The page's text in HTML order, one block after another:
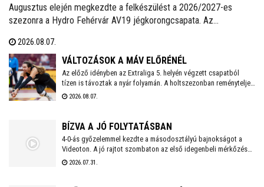
Augusztus elején megkezdte a felkészülést a 2026/2027-es
szezonra a Hydro Fehérvár AV19 jégkorongcsapata. Az
teljesítményt nyújtó játékos csatlakozhat a Volán ICEHL-
keretéhez.
2026.08.07.
VÁLTOZÁSOK A MÁV ELŐRÉNÉL
Az előző idényben az Extraliga 5. helyén végzett csapatból
tízen is távoztak a nyár folyamán. A holtszezonban reményteljes
magyar és külföldi fiatalokkal, valamint bolgár válogatott
2026.08.07.
BÍZVA A JÓ FOLYTATÁSBAN
4-0-ás győzelemmel kezdte a másodosztályú bajnokságot a
Videoton. A jó rajtot szombaton az első idegenbeli mérkőzés
követi, a tavaly még NB I-es Kazincbarcika otthonában.
2026.07.31.